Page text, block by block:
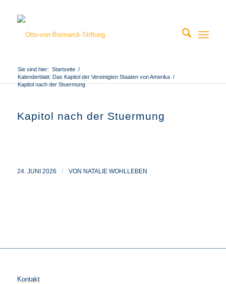
Sie sind hier: Startseite /
Kalenderblatt: Das Kapitol der Vereinigten Staaten von Amerika /
Kapitol nach der Stuermung
Kapitol nach der Stuermung
24. JUNI 2026 / VON NATALIE WOHLLEBEN
Kontakt